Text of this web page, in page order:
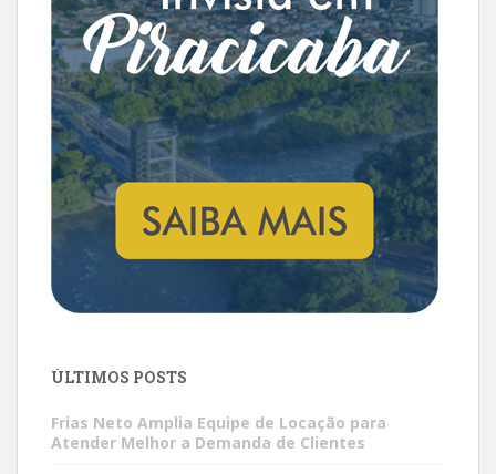
ÚLTIMOS POSTS
Frias Neto Amplia Equipe de Locação para
Atender Melhor a Demanda de Clientes